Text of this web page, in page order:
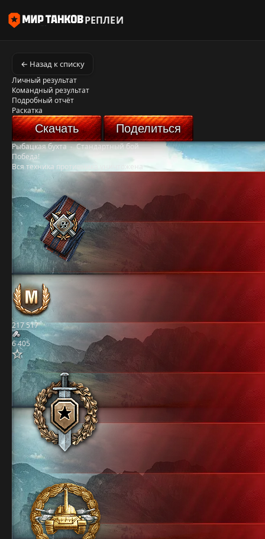
РЕПЛЕИ
← Назад к списку
Личный результат
Командный результат
Подробный отчёт
Раскатка
Скачать Поделиться
Рыбацкая бухта-Стандартный бой
Победа!
Вся техника противника уничтожена
217 517
6 405